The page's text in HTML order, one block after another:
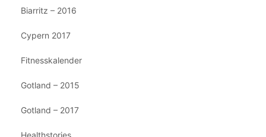
Biarritz – 2016
Cypern 2017
Fitnesskalender
Gotland – 2015
Gotland – 2017
Healthstories